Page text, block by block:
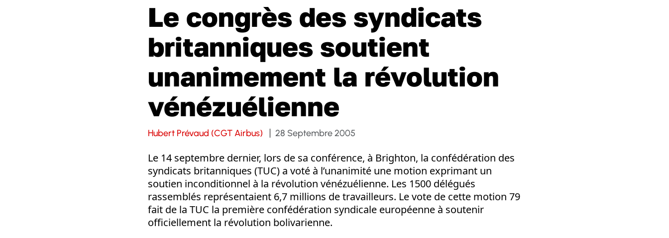
Le congrès des syndicats
britanniques soutient
unanimement la révolution
vénézuélienne
Hubert Prévaud (CGT Airbus) 28 Septembre 2005
Le 14 septembre dernier, lors de sa conférence, à Brighton, la confédération des
syndicats britanniques (TUC) a voté à l’unanimité une motion exprimant un
soutien inconditionnel à la révolution vénézuélienne. Les 1500 délégués
rassemblés représentaient 6,7 millions de travailleurs. Le vote de cette motion 79
fait de la TUC la première confédération syndicale européenne à soutenir
officiellement la révolution bolivarienne.